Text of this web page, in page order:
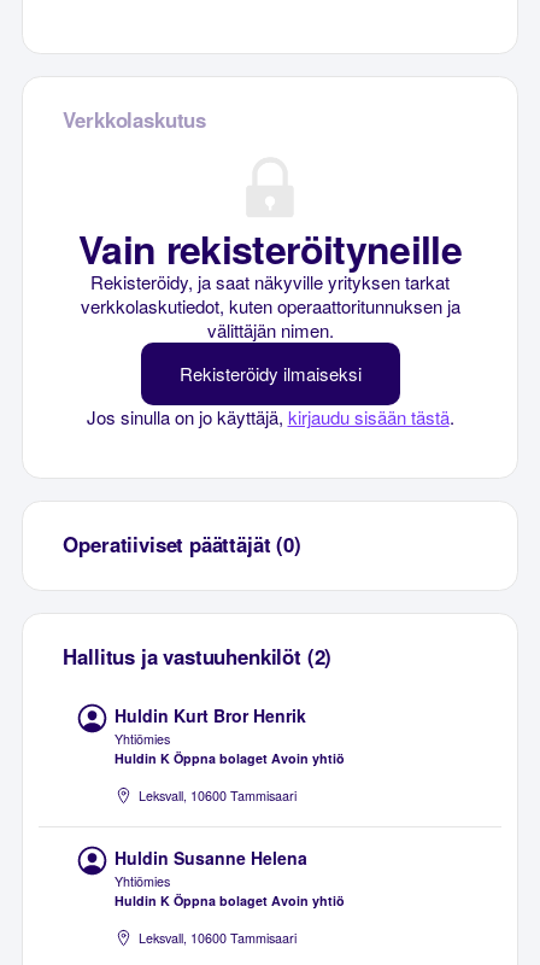
Verkkolaskutus
Vain rekisteröityneille
Rekisteröidy, ja saat näkyville yrityksen tarkat
verkkolaskutiedot, kuten operaattoritunnuksen ja
välittäjän nimen.
Rekisteröidy ilmaiseksi
Jos sinulla on jo käyttäjä, kirjaudu sisään tästä.
Operatiiviset päättäjät (0)
Hallitus ja vastuuhenkilöt (2)
Huldin Kurt Bror Henrik
Yhtiömies
Huldin K Öppna bolaget Avoin yhtiö
Leksvall, 10600 Tammisaari
Huldin Susanne Helena
Yhtiömies
Huldin K Öppna bolaget Avoin yhtiö
Leksvall, 10600 Tammisaari